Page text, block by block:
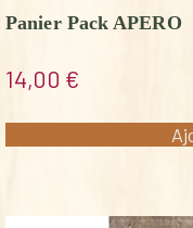
Panier Pack APERO
14,00 €